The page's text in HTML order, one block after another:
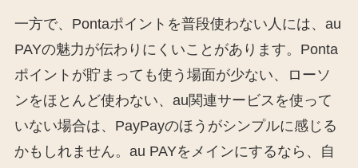
一方で、Pontaポイントを普段使わない人には、au
PAYの魅力が伝わりにくいことがあります。Ponta
ポイントが貯まっても使う場面が少ない、ローソ
ンをほとんど使わない、au関連サービスを使って
いない場合は、PayPayのほうがシンプルに感じる
かもしれません。au PAYをメインにするなら、自